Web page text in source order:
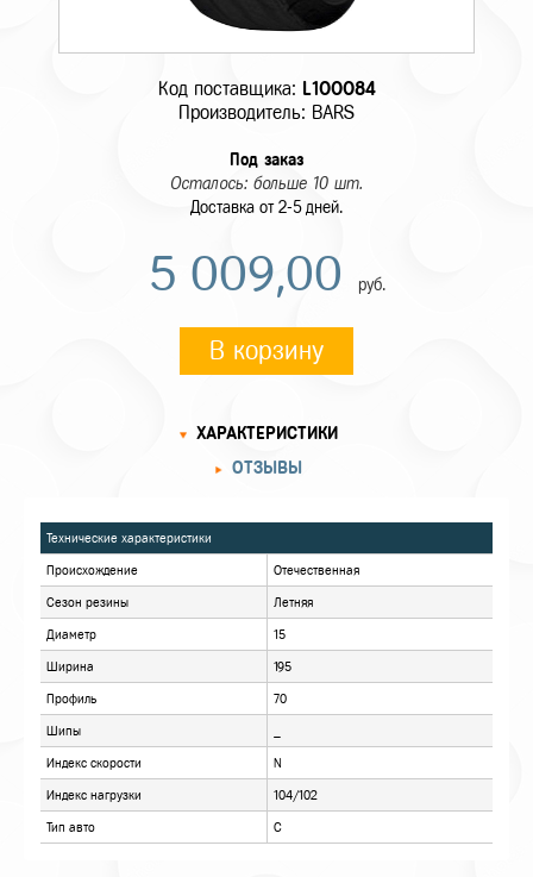
Код поставщика: L100084
Производитель: BARS
Под заказ
Осталось: больше 10 шт.
Доставка от 2-5 дней.
5 009,00 руб.
В корзину
ХАРАКТЕРИСТИКИ
ОТЗЫВЫ